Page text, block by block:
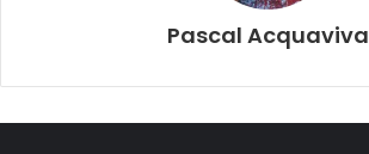
Pascal Acquaviva